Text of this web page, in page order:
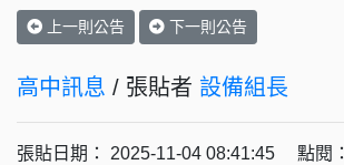
上一則公告 下一則公告
高中訊息 / 張貼者 設備組長
張貼日期： 2025-11-04 08:41:45 點閱：